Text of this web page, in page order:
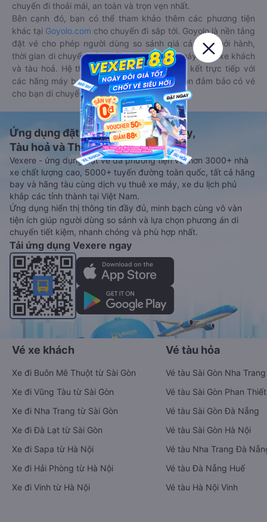
chuyến đi thoải mái, an toàn và trọn vẹn nhất.
Bên cạnh đó, bạn có thể tham khảo thêm các phương tiện
khác tại Goyolo.com cho chuyến đi sắp tới. Goyolo là nền tảng
đặt vé cho phép người dùng so sánh giá cả, giờ khởi hành,
thời gian di chuyển của nhiều phương tiện máy bay, xe khách
và tàu hoả. Hệ thống của Goyolo được liên kết trực tiếp với
các hãng máy bay, xe khách và tàu hoả, luôn đảm bảo có vé
cho bạn di chuyển.
Ứng dụng đặt vé Xe khách, Máy bay,
Tàu hoả và Thuê xe
Vexere - ứng dụng đặt vé đa phương tiện với hơn 3000+ nhà
xe chất lượng cao, 5000+ tuyến đường toàn quốc, tất cả hãng
bay và hãng tàu cùng dịch vụ thuê xe máy, xe du lịch phủ
khắp các tỉnh thành tại Việt Nam.
Ứng dụng hiển thị thông tin đầy đủ, minh bạch cùng vô vàn
tiện ích giúp người dùng so sánh và lựa chọn phương án di
chuyển tiết kiệm, nhanh chóng và phù hợp nhất.
Tải ứng dụng Vexere ngay
Vé xe khách
Xe đi Buôn Mê Thuột từ Sài Gòn
Xe đi Vũng Tàu từ Sài Gòn
Xe đi Nha Trang từ Sài Gòn
Xe đi Đà Lạt từ Sài Gòn
Xe đi Sapa từ Hà Nội
Xe đi Hải Phòng từ Hà Nội
Xe đi Vinh từ Hà Nội
Vé tàu hỏa
Vé tàu Sài Gòn Nha Trang
Vé tàu Sài Gòn Phan Thiết
Vé tàu Sài Gòn Đà Nẵng
Vé tàu Sài Gòn Hà Nội
Vé tàu Nha Trang Đà
Vé tàu Đà Nẵng Huế
Vé tàu Hà Nội Vinh